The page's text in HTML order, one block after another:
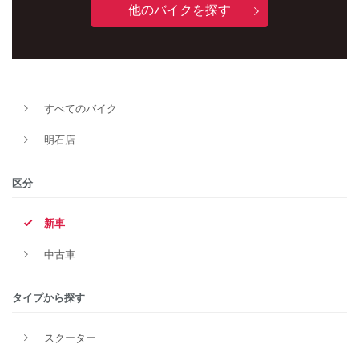
他のバイクを探す
すべてのバイク
明石店
区分
新車
中古車
タイプから探す
スクーター
新車
タイプ